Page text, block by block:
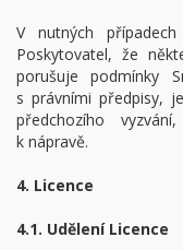
V nutných
Poskytovatel, že
porušuje podmínky
s právními předpisy,
předchozího
k nápravě.
4. Licence
4.1. Udělení Licence